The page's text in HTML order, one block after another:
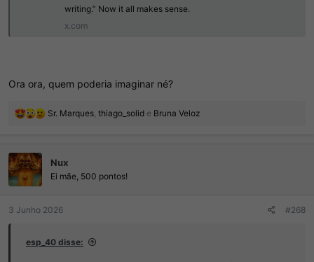
writing.” Now it all makes sense.
x.com
Ora ora, quem poderia imaginar né?
R
õ
e
Sr. Marques thiago_solid e Bruna Veloz
Nux
Ei mãe, 500 pontos!
3 Junho 2026 #268
esp_40 disse: